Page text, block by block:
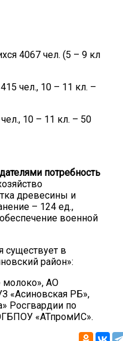
4067 чел. (5 – 9 кл
чел., 10 – 11 кл. –
10 – 11 кл. – 50
потребность
древесины и
– 124 ед.,
военной
существует в
район»:
АО
«Асиновская РБ»,
Росгвардии по
«АТпромИС».